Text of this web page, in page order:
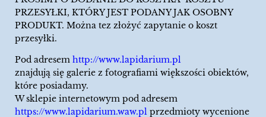
PRZESYŁKI, KTÓRY JEST PODANY JAK OSOBNY
PRODUKT. Można tez złożyć zapytanie o koszt
przesyłki.
Pod adresem http://www.lapidarium.pl
znajdują się galerie z fotografiami większości obiektów,
które posiadamy.
W sklepie internetowym pod adresem
https://www.lapidarium.waw.pl przedmioty wycenione